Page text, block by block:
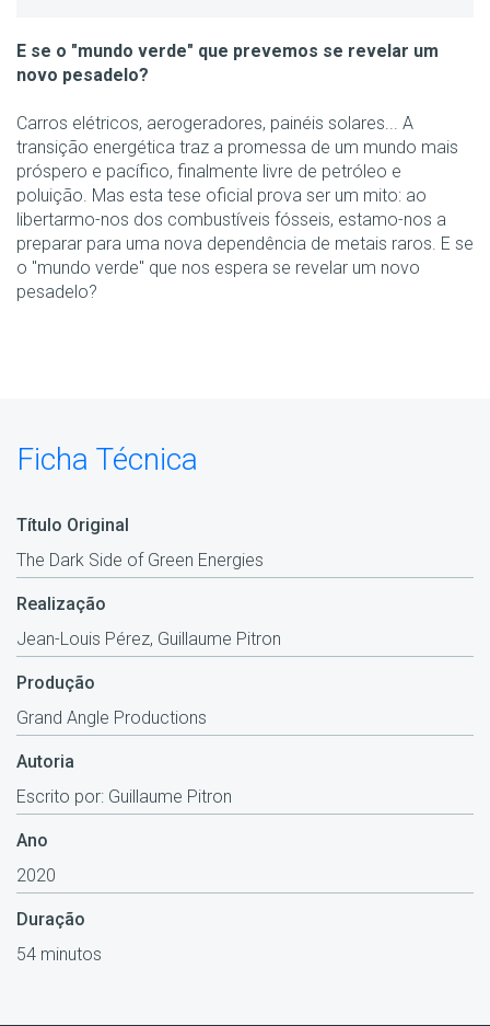
E se o "mundo verde" que prevemos se revelar um
novo pesadelo?
Carros elétricos, aerogeradores, painéis solares... A
transição energética traz a promessa de um mundo mais
próspero e pacífico, finalmente livre de petróleo e
poluição. Mas esta tese oficial prova ser um mito: ao
libertarmo-nos dos combustíveis fósseis, estamo-nos a
preparar para uma nova dependência de metais raros. E se
o "mundo verde" que nos espera se revelar um novo
pesadelo?
Ficha Técnica
Título Original
The Dark Side of Green Energies
Realização
Jean-Louis Pérez, Guillaume Pitron
Produção
Grand Angle Productions
Autoria
Escrito por: Guillaume Pitron
Ano
2020
Duração
54 minutos